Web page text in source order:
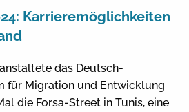
Karrieremöglichkeiten
das Deutsch-
für Migration und Entwicklung
die Forsa-Street in Tunis, eine